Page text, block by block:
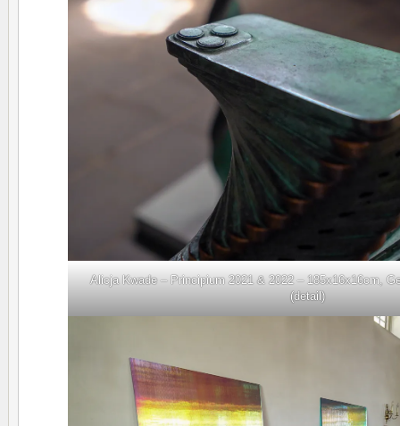
Alicja Kwade – Principium 2021 & 2022 – 185x16x16cm,
(detail)